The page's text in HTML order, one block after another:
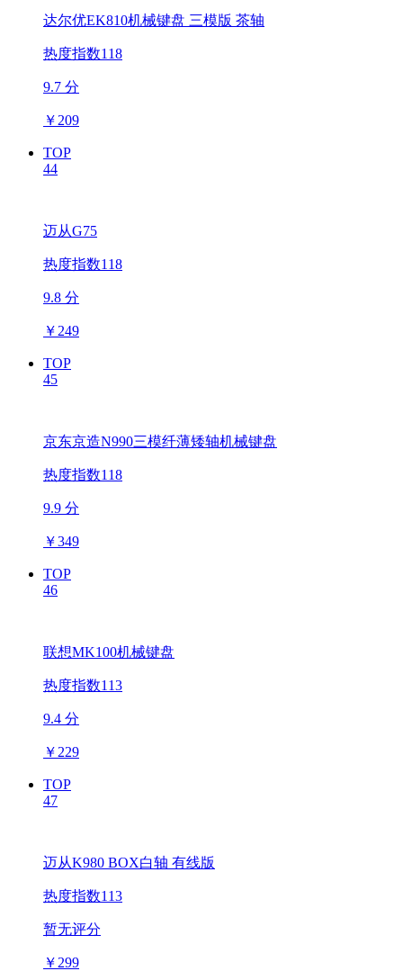
达尔优EK810机械键盘 三模版 茶轴
热度指数118
9.7 分
￥ 209
TOP
44
迈从G75
热度指数118
9.8 分
￥ 249
TOP
45
京东京造N990三模纤薄矮轴机械键盘
热度指数118
9.9 分
￥349
TOP
46
联想MK100机械键盘
热度指数113
9.4 分
￥ 229
TOP
47
迈从K980 BOX白轴 有线版
热度指数113
暂无评分
￥ 299